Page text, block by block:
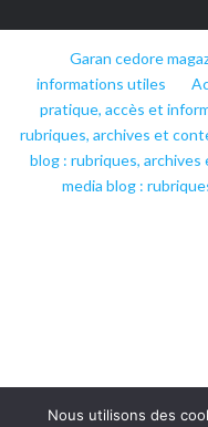
Garan cedore
informations utiles
pratique, accès et
rubriques, archives et
blog : rubriques,
media blog :
Nous utilisons des